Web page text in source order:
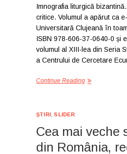
Imnografia liturgică
critice. Volumul a apărut ca
Universitară Clujeană în
ISBN 978-606-37-0640-0 și
volumul al XIII-lea din Seria
a Centrului de Cercetare
Continue Reading
ȘTIRI ,SLIDER
Cea mai veche
din România,